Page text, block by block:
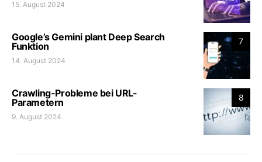
15. August 2024
7
Google’s Gemini plant Deep Search
Funktion
14. August 2024
8
Crawling-Probleme bei URL-
Parametern
9. August 2024